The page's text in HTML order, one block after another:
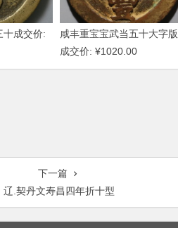
十成交价:
咸丰重宝宝武当五十大字版
成交价: ¥1020.00
下一篇
辽.契丹文寿昌四年折十型